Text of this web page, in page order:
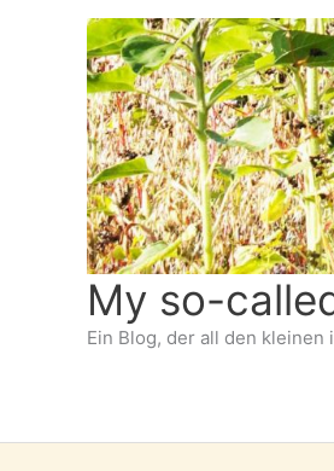
My so-
Ein Blog, der all den